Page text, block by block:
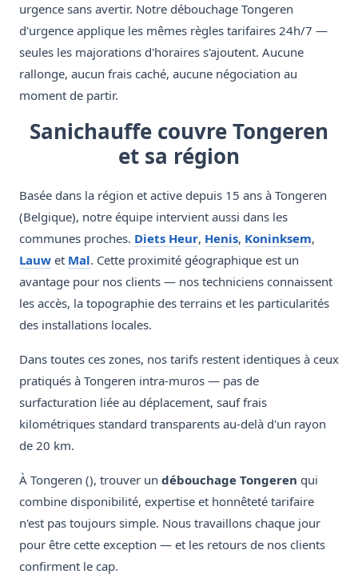
urgence sans avertir. Notre débouchage Tongeren
d'urgence applique les mêmes règles tarifaires 24h/7 —
seules les majorations d'horaires s'ajoutent. Aucune
rallonge, aucun frais caché, aucune négociation au
moment de partir.
Sanichauffe couvre Tongeren
et sa région
Basée dans la région et active depuis 15 ans à Tongeren
(Belgique), notre équipe intervient aussi dans les
communes proches. Diets Heur, Henis, Koninksem,
Lauw et Mal. Cette proximité géographique est un
avantage pour nos clients — nos techniciens connaissent
les accès, la topographie des terrains et les particularités
des installations locales.
Dans toutes ces zones, nos tarifs restent identiques à ceux
pratiqués à Tongeren intra-muros — pas de
surfacturation liée au déplacement, sauf frais
kilométriques standard transparents au-delà d'un rayon
de 20 km.
À Tongeren (), trouver un débouchage Tongeren qui
combine disponibilité, expertise et honnêteté tarifaire
n'est pas toujours simple. Nous travaillons chaque jour
pour être cette exception — et les retours de nos clients
confirment le cap.